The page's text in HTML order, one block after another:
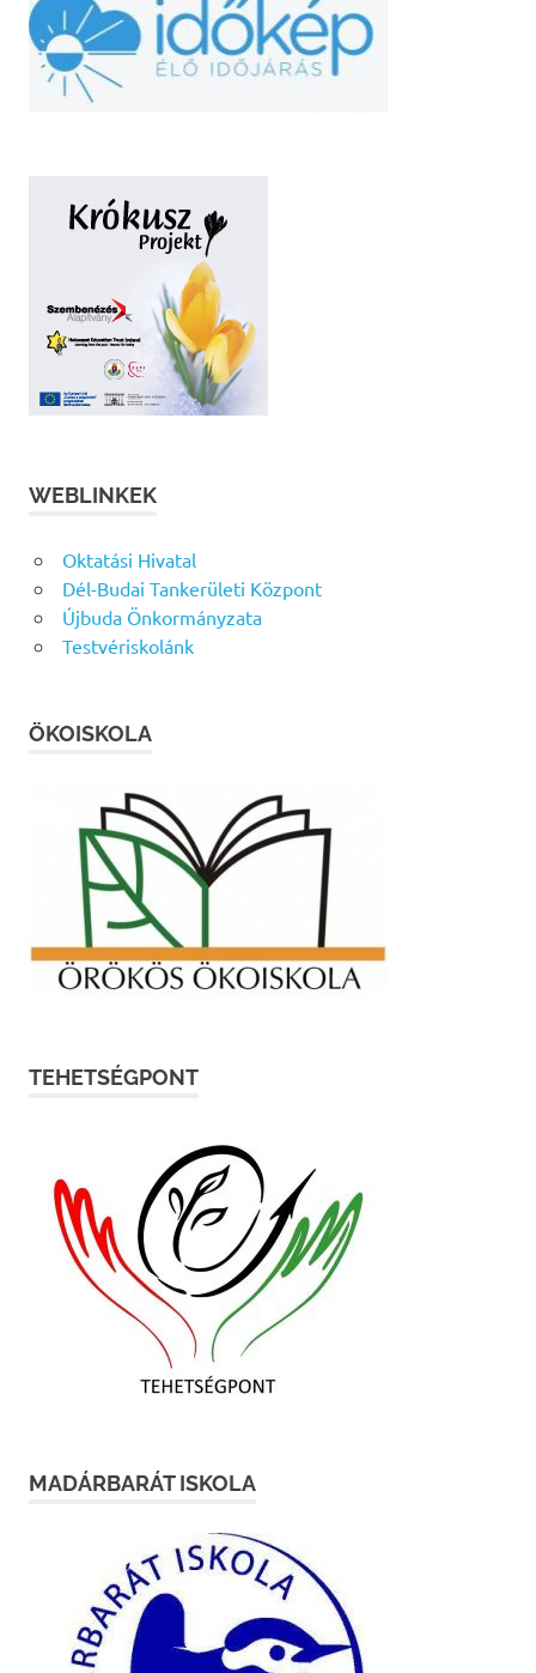
WEBLINKEK
Oktatási Hivatal
Dél-Budai Tankerületi Központ
Újbuda Önkormányzata
Testvériskolánk
ÖKOISKOLA
TEHETSÉGPONT
MADÁRBARÁT ISKOLA